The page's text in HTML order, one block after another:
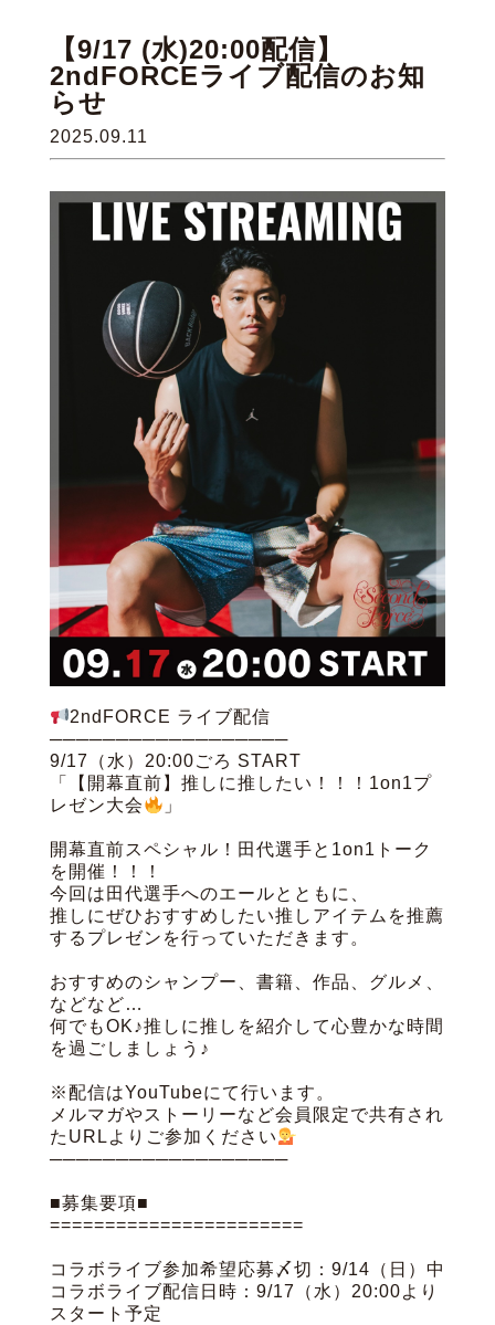
【9/17 (水)20:00配信】
2ndFORCEライブ配信のお知
らせ
2025.09.11
2ndFORCE ライブ配信
──────────────────
9/17（水）20:00ごろ START
「【開幕直前】推しに推したい！！！1on1プ
レゼン大会
」
開幕直前スペシャル！田代選手と1on1トーク
を開催！！！
今回は田代選手へのエールとともに、
推しにぜひおすすめしたい推しアイテムを推薦
するプレゼンを行っていただきます。
おすすめのシャンプー、書籍、作品、グルメ、
などなど…
何でもOK♪推しに推しを紹介して心豊かな時間
を過ごしましょう♪
※配信はYouTubeにて行います。
メルマガやストーリーなど会員限定で共有され
たURLよりご参加ください
──────────────────
■募集要項■
=======================
コラボライブ参加希望応募〆切：9/14（日）中
コラボライブ配信日時：9/17（水）20:00より
スタート予定